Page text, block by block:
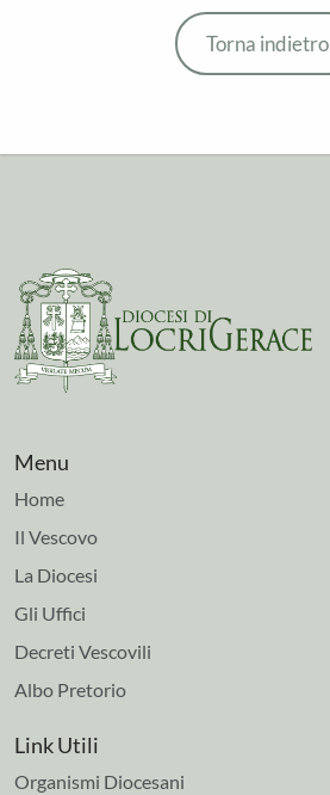
Torna indietro
Menu
Home
Il Vescovo
La Diocesi
Gli Uffici
Decreti Vescovili
Albo Pretorio
Link Utili
Organismi Diocesani